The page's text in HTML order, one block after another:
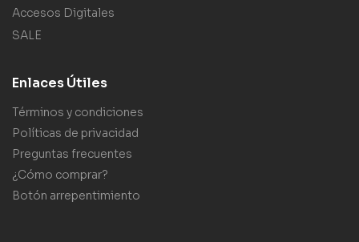
Accesos Digitales
SALE
Enlaces Útiles
Términos y condiciones
Políticas de privacidad
Preguntas frecuentes
¿Cómo comprar?
Botón arrepentimiento